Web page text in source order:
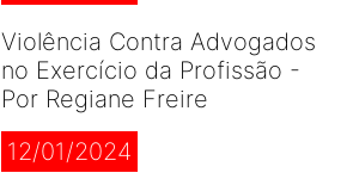
Violência Contra Advogados
no Exercício da Profissão -
Por Regiane Freire
12/01/2024